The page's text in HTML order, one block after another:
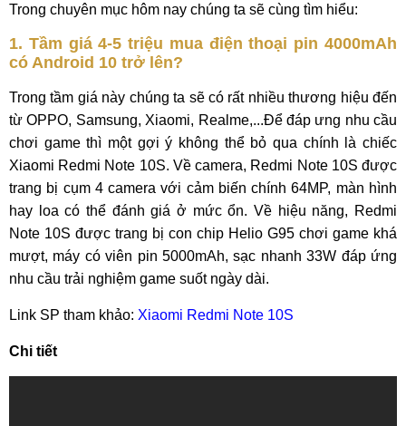
Trong chuyên mục hôm nay chúng ta sẽ cùng tìm hiểu:
1. Tầm giá 4-5 triệu mua điện thoại pin 4000mAh
có Android 10 trở lên?
Trong tầm giá này chúng ta sẽ có rất nhiều thương hiệu đến
từ OPPO, Samsung, Xiaomi, Realme,...Để đáp ưng nhu cầu
chơi game thì một gợi ý không thể bỏ qua chính là chiếc
Xiaomi Redmi Note 10S. Về camera, Redmi Note 10S được
trang bị cụm 4 camera với cảm biến chính 64MP, màn hình
hay loa có thể đánh giá ở mức ổn. Về hiệu năng, Redmi
Note 10S được trang bị con chip Helio G95 chơi game khá
mượt, máy có viên pin 5000mAh, sạc nhanh 33W đáp ứng
nhu cầu trải nghiệm game suốt ngày dài.
Link SP tham khảo: Xiaomi Redmi Note 10S
Chi tiết